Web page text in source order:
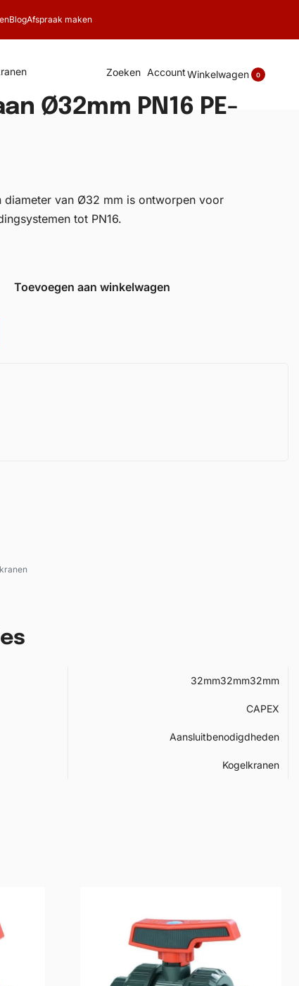
BlogAfspraak maken
Zoeken AccountWinkelwagen 0
Ø32mm PN16 PE-
diameter van Ø32 mm is ontworpen voor
tot PN16.
Toevoegen aan winkelwagen
32mm32mm32mm
CAPEX
Aansluitbenodigdheden
Kogelkranen